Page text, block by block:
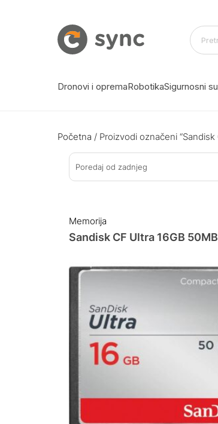
Dronovi i opremaRobotikaSigurnosni
Početna / Proizvodi označeni “Sandisk
Poredaj od zadnjeg
Memorija
Sandisk CF Ultra 16GB